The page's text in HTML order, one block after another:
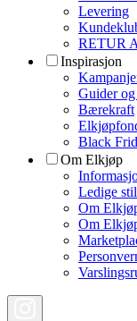
Levering
RETUR
Inspirasjon
Guider
Bærekraft
Black
Om Elkjøp
Ledige
Om
Om